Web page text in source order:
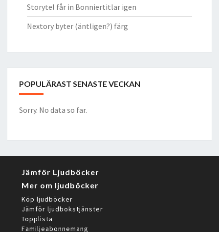
Storytel får in Bonniertitlar igen
Nextory byter (äntligen?) färg
POPULÄRAST SENASTE VECKAN
Sorry. No data so far.
Jämför Ljudböcker
Mer om ljudböcker
Köp ljudböcker
Jämför ljudbokstjänster
Topplista
Familjeabonnemang